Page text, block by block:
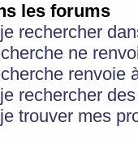
les forums
rechercher
ne
renvoie
rechercher
trouver mes